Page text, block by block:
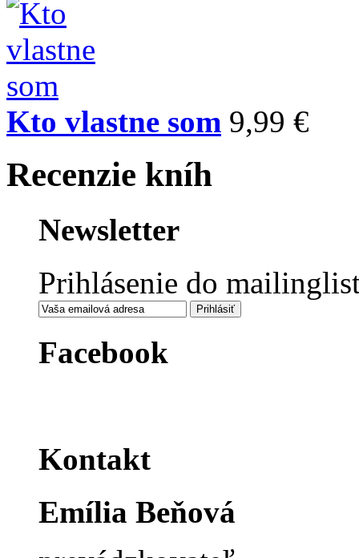
Kto vlastne som 9,99 €
Recenzie kníh
Newsletter
Prihlásenie do
Facebook
Kontakt
Emília Beňová